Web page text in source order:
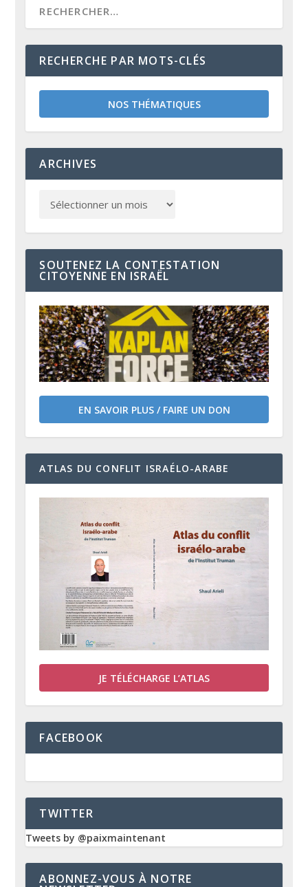
RECHERCHE PAR MOTS-CLÉS
NOS THÉMATIQUES
ARCHIVES
SOUTENEZ LA CONTESTATION
CITOYENNE EN ISRAËL
EN SAVOIR PLUS / FAIRE UN DON
ATLAS DU CONFLIT ISRAÉLO-ARABE
JE TÉLÉCHARGE L’ATLAS
FACEBOOK
TWITTER
Tweets by @paixmaintenant
ABONNEZ-VOUS À NOTRE